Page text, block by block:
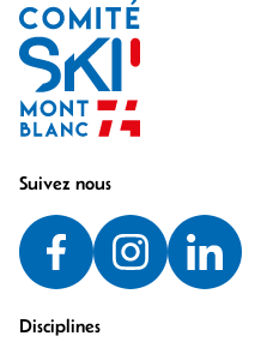
Suivez nous
Disciplines